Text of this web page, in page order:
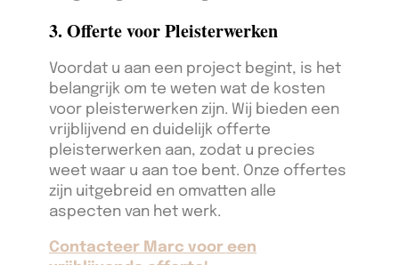
3. Offerte voor Pleisterwerken
Voordat u aan een project begint, is het
belangrijk om te weten wat de kosten
voor pleisterwerken zijn. Wij bieden een
vrijblijvend en duidelijk offerte
pleisterwerken aan, zodat u precies
weet waar u aan toe bent. Onze offertes
zijn uitgebreid en omvatten alle
aspecten van het werk.
Contacteer Marc voor een